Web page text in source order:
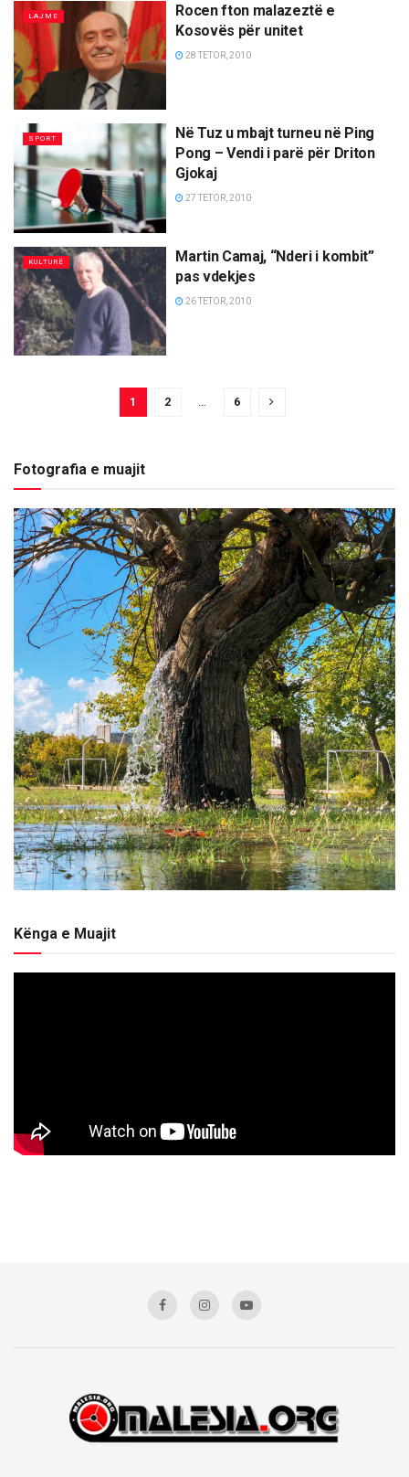
LAJME
Rocen fton malazeztë e
Kosovës për unitet
28 TETOR, 2010
SPORT
Në Tuz u mbajt turneu në Ping
Pong – Vendi i parë për Driton
Gjokaj
27 TETOR, 2010
KULTURË
Martin Camaj, “Nderi i kombit”
pas vdekjes
26 TETOR, 2010
1 2 … 6
Fotografia e muajit
Kënga e Muajit